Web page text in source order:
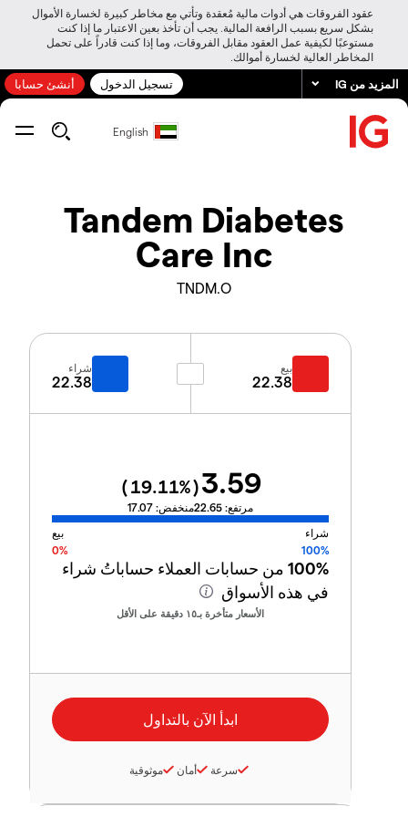
عقود الفروقات هي أدوات مالية مُعقدة وتأتي مع مخاطر كبيرة لخسارة الأموال
بشكل سريع بسبب الرافعة المالية. يجب أن تأخذ بعين الاعتبار ما إذا كنت
مستوعبًا لكيفية عمل العقود مقابل الفروقات، وما إذا كنت قادراً على تحمل
المخاطر العالية لخسارة أموالك.
المزيد من IG تسجيل الدخول أنشئ حسابا
English
Tandem Diabetes
Care Inc
TNDM.O
بيع
22.38
شراء
22.38
3.59
(
19.11%)
مرتفع: 22.65منخفض: 17.07
شراء
بيع
100%
0%
100% من حسابات العملاء حساباتُ شراء
في هذه الأسواق
الأسعار متأخرة بـ١٥ دقيقة على الأقل
سرعة أمان موثوقية